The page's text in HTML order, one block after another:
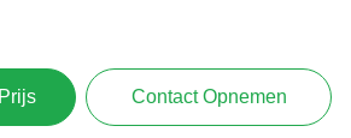
Contact Opnemen